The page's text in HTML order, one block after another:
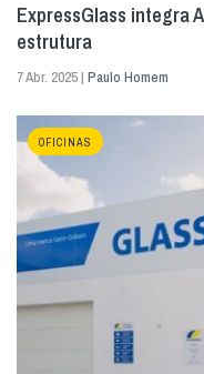
ExpressGlass integra
estrutura
7 Abr. 2025 | Paulo Homem
OFICINAS